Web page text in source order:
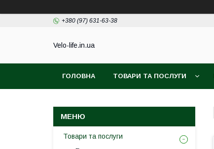
+380 (97) 631-63-38
Velo-life.in.ua
ГОЛОВНА ТОВАРИ ТА ПОСЛУГИ
Товари та послуги